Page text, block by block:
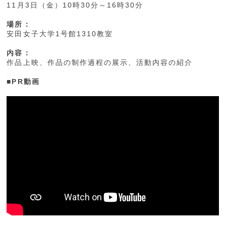
11月3日（金）10時30分～16時30分
場所：
安田女子大学1号館1310教室
内容：
作品上映、作品の制作過程の展示、活動内容の紹介
■PR動画